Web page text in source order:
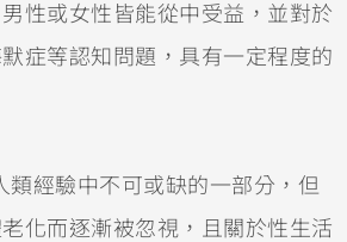
性或女性皆能從中受益，並對於
症等認知問題，具有一定程度的
類經驗中不可或缺的一部分，但
化而逐漸被忽視，且關於性生活